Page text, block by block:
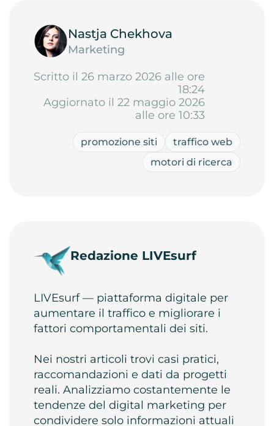
Nastja Chekhova
Marketing
Scritto il 26 marzo 2026 alle ore
18:24
Aggiornato il 22 maggio 2026
alle ore 10:33
promozione siti
traffico web
motori di ricerca
Redazione LIVEsurf
LIVEsurf — piattaforma digitale per
aumentare il traffico e migliorare i
fattori comportamentali dei siti.
Nei nostri articoli trovi casi pratici,
raccomandazioni e dati da progetti
reali. Analizziamo costantemente le
tendenze del digital marketing per
condividere solo informazioni attuali